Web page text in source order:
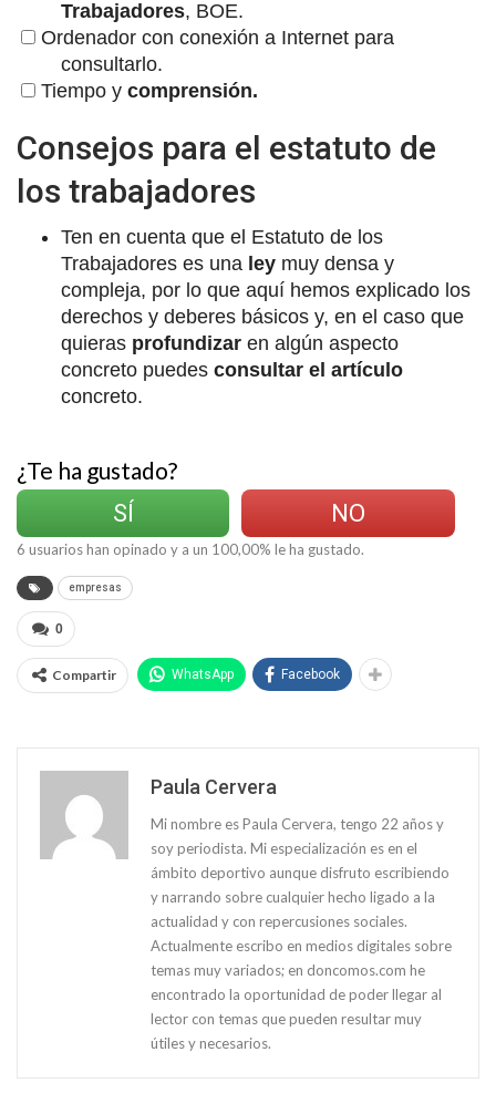
Trabajadores, BOE.
Ordenador con conexión a Internet para
consultarlo.
Tiempo y comprensión.
Consejos para el estatuto de
los trabajadores
Ten en cuenta que el Estatuto de los
Trabajadores es una ley muy densa y
compleja, por lo que aquí hemos explicado los
derechos y deberes básicos y, en el caso que
quieras profundizar en algún aspecto
concreto puedes consultar el artículo
concreto.
¿Te ha gustado?
SÍ
NO
6 usuarios han opinado y a un 100,00% le ha gustado.
empresas
0
Compartir WhatsApp Facebook
Paula Cervera
Mi nombre es Paula Cervera, tengo 22 años y
soy periodista. Mi especialización es en el
ámbito deportivo aunque disfruto escribiendo
y narrando sobre cualquier hecho ligado a la
actualidad y con repercusiones sociales.
Actualmente escribo en medios digitales sobre
temas muy variados; en doncomos.com he
encontrado la oportunidad de poder llegar al
lector con temas que pueden resultar muy
útiles y necesarios.